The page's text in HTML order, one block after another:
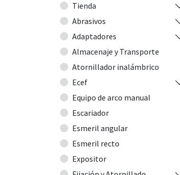
Tienda
Abrasivos
Adaptadores
Almacenaje y Transporte
Atornillador inalámbrico
Ecef
Equipo de arco manual
Escariador
Esmeril angular
Esmeril recto
Expositor